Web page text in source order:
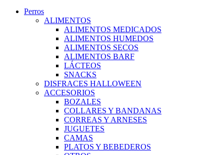
Perros
ALIMENTOS
ALIMENTOS MEDICADOS
ALIMENTOS HUMEDOS
ALIMENTOS SECOS
ALIMENTOS BARF
LÁCTEOS
SNACKS
DISFRACES HALLOWEEN
ACCESORIOS
BOZALES
COLLARES Y BANDANAS
CORREAS Y ARNESES
JUGUETES
CAMAS
PLATOS Y BEBEDEROS